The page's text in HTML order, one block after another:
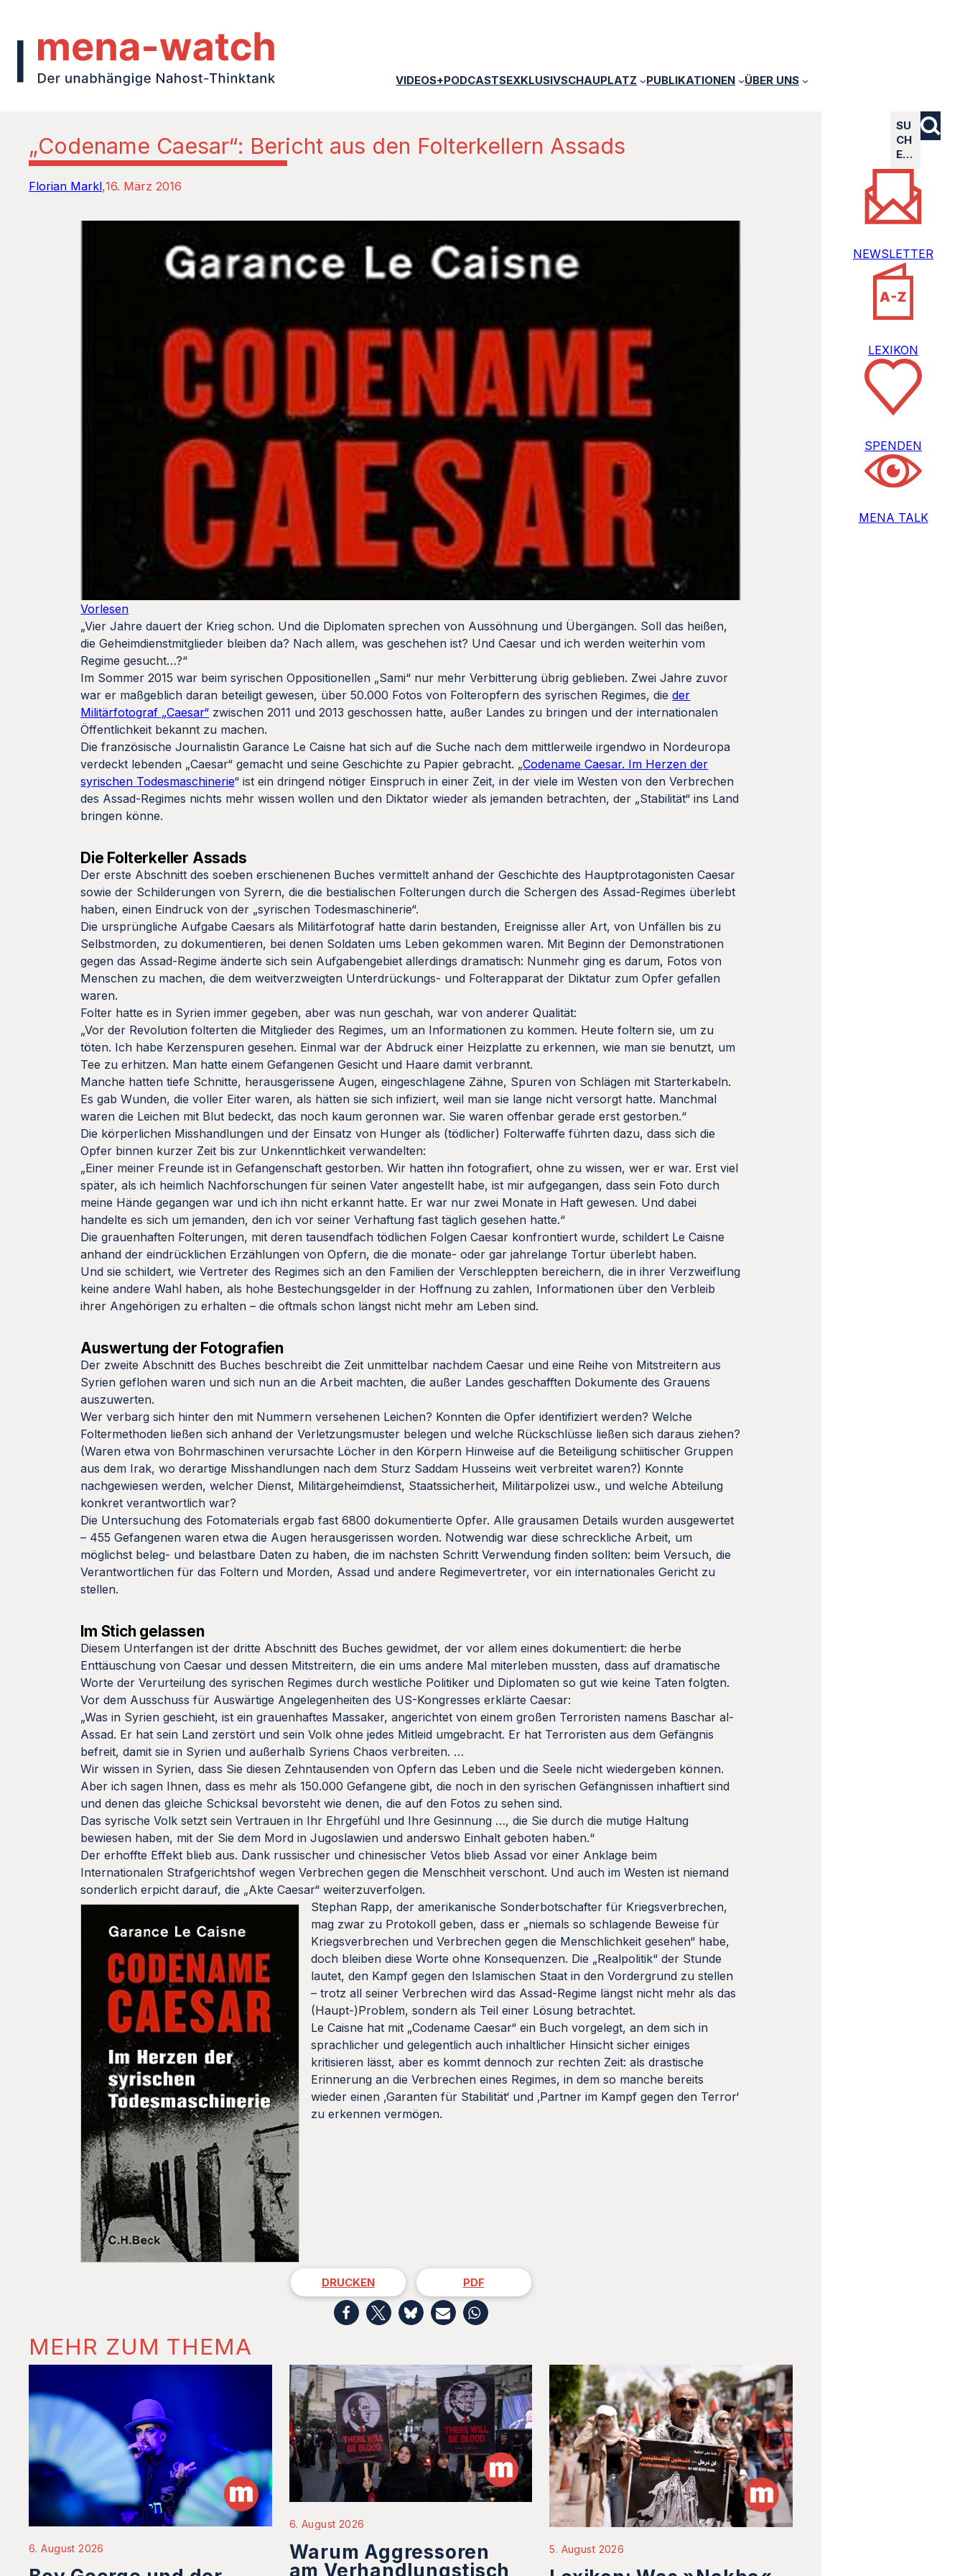
VIDEOS+PODCASTSEXKLUSIVSCHAUPLATZ PUBLIKATIONEN ÜBER UNS
„Codename Caesar“: Bericht aus den Folterkellern Assads
Florian Markl 16. März 2016
Vorlesen
„Vier Jahre dauert der Krieg schon. Und die Diplomaten sprechen von Aussöhnung und Übergängen. Soll das heißen,
die Geheimdienstmitglieder bleiben da? Nach allem, was geschehen ist? Und Caesar und ich werden weiterhin vom
Regime gesucht…?“
Im Sommer 2015 war beim syrischen Oppositionellen „Sami“ nur mehr Verbitterung übrig geblieben. Zwei Jahre zuvor
war er maßgeblich daran beteiligt gewesen, über 50.000 Fotos von Folteropfern des syrischen Regimes, dieder
Militärfotograf „Caesar“ zwischen 2011 und 2013 geschossen hatte, außer Landes zu bringen und der internationalen
Öffentlichkeit bekannt zu machen.
Die französische Journalistin Garance Le Caisne hat sich auf die Suche nach dem mittlerweile irgendwo in Nordeuropa
verdeckt lebenden „Caesar“ gemacht und seine Geschichte zu Papier gebracht. „Codename Caesar. Im Herzen der
syrischen Todesmaschinerie“ ist ein dringend nötiger Einspruch in einer Zeit, in der viele im Westen von den Verbrechen
des Assad-Regimes nichts mehr wissen wollen und den Diktator wieder als jemanden betrachten, der „Stabilität“ ins Land
bringen könne.
Die Folterkeller Assads
Der erste Abschnitt des soeben erschienenen Buches vermittelt anhand der Geschichte des Hauptprotagonisten Caesar
sowie der Schilderungen von Syrern, die die bestialischen Folterungen durch die Schergen des Assad-Regimes überlebt
haben, einen Eindruck von der „syrischen Todesmaschinerie“.
Die ursprüngliche Aufgabe Caesars als Militärfotograf hatte darin bestanden, Ereignisse aller Art, von Unfällen bis zu
Selbstmorden, zu dokumentieren, bei denen Soldaten ums Leben gekommen waren. Mit Beginn der Demonstrationen
gegen das Assad-Regime änderte sich sein Aufgabengebiet allerdings dramatisch: Nunmehr ging es darum, Fotos von
Menschen zu machen, die dem weitverzweigten Unterdrückungs- und Folterapparat der Diktatur zum Opfer gefallen
waren.
Folter hatte es in Syrien immer gegeben, aber was nun geschah, war von anderer Qualität:
„Vor der Revolution folterten die Mitglieder des Regimes, um an Informationen zu kommen. Heute foltern sie, um zu
töten. Ich habe Kerzenspuren gesehen. Einmal war der Abdruck einer Heizplatte zu erkennen, wie man sie benutzt, um
Tee zu erhitzen. Man hatte einem Gefangenen Gesicht und Haare damit verbrannt.
Manche hatten tiefe Schnitte, herausgerissene Augen, eingeschlagene Zähne, Spuren von Schlägen mit Starterkabeln.
Es gab Wunden, die voller Eiter waren, als hätten sie sich infiziert, weil man sie lange nicht versorgt hatte. Manchmal
waren die Leichen mit Blut bedeckt, das noch kaum geronnen war. Sie waren offenbar gerade erst gestorben.“
Die körperlichen Misshandlungen und der Einsatz von Hunger als (tödlicher) Folterwaffe führten dazu, dass sich die
Opfer binnen kurzer Zeit bis zur Unkenntlichkeit verwandelten:
„Einer meiner Freunde ist in Gefangenschaft gestorben. Wir hatten ihn fotografiert, ohne zu wissen, wer er war. Erst viel
später, als ich heimlich Nachforschungen für seinen Vater angestellt habe, ist mir aufgegangen, dass sein Foto durch
meine Hände gegangen war und ich ihn nicht erkannt hatte. Er war nur zwei Monate in Haft gewesen. Und dabei
handelte es sich um jemanden, den ich vor seiner Verhaftung fast täglich gesehen hatte.“
Die grauenhaften Folterungen, mit deren tausendfach tödlichen Folgen Caesar konfrontiert wurde, schildert Le Caisne
anhand der eindrücklichen Erzählungen von Opfern, die die monate- oder gar jahrelange Tortur überlebt haben.
Und sie schildert, wie Vertreter des Regimes sich an den Familien der Verschleppten bereichern, die in ihrer Verzweiflung
keine andere Wahl haben, als hohe Bestechungsgelder in der Hoffnung zu zahlen, Informationen über den Verbleib
ihrer Angehörigen zu erhalten – die oftmals schon längst nicht mehr am Leben sind.
Auswertung der Fotografien
Der zweite Abschnitt des Buches beschreibt die Zeit unmittelbar nachdem Caesar und eine Reihe von Mitstreitern aus
Syrien geflohen waren und sich nun an die Arbeit machten, die außer Landes geschafften Dokumente des Grauens
auszuwerten.
Wer verbarg sich hinter den mit Nummern versehenen Leichen? Konnten die Opfer identifiziert werden? Welche
Foltermethoden ließen sich anhand der Verletzungsmuster belegen und welche Rückschlüsse ließen sich daraus ziehen?
(Waren etwa von Bohrmaschinen verursachte Löcher in den Körpern Hinweise auf die Beteiligung schiitischer Gruppen
aus dem Irak, wo derartige Misshandlungen nach dem Sturz Saddam Husseins weit verbreitet waren?) Konnte
nachgewiesen werden, welcher Dienst, Militärgeheimdienst, Staatssicherheit, Militärpolizei usw., und welche Abteilung
konkret verantwortlich war?
Die Untersuchung des Fotomaterials ergab fast 6800 dokumentierte Opfer. Alle grausamen Details wurden ausgewertet
– 455 Gefangenen waren etwa die Augen herausgerissen worden. Notwendig war diese schreckliche Arbeit, um
möglichst beleg- und belastbare Daten zu haben, die im nächsten Schritt Verwendung finden sollten: beim Versuch, die
Verantwortlichen für das Foltern und Morden, Assad und andere Regimevertreter, vor ein internationales Gericht zu
stellen.
Im Stich gelassen
Diesem Unterfangen ist der dritte Abschnitt des Buches gewidmet, der vor allem eines dokumentiert: die herbe
Enttäuschung von Caesar und dessen Mitstreitern, die ein ums andere Mal miterleben mussten, dass auf dramatische
Worte der Verurteilung des syrischen Regimes durch westliche Politiker und Diplomaten so gut wie keine Taten folgten.
Vor dem Ausschuss für Auswärtige Angelegenheiten des US-Kongresses erklärte Caesar:
„Was in Syrien geschieht, ist ein grauenhaftes Massaker, angerichtet von einem großen Terroristen namens Baschar al-
Assad. Er hat sein Land zerstört und sein Volk ohne jedes Mitleid umgebracht. Er hat Terroristen aus dem Gefängnis
befreit, damit sie in Syrien und außerhalb Syriens Chaos verbreiten. …
Wir wissen in Syrien, dass Sie diesen Zehntausenden von Opfern das Leben und die Seele nicht wiedergeben können.
Aber ich sagen Ihnen, dass es mehr als 150.000 Gefangene gibt, die noch in den syrischen Gefängnissen inhaftiert sind
und denen das gleiche Schicksal bevorsteht wie denen, die auf den Fotos zu sehen sind.
Das syrische Volk setzt sein Vertrauen in Ihr Ehrgefühl und Ihre Gesinnung …, die Sie durch die mutige Haltung
bewiesen haben, mit der Sie dem Mord in Jugoslawien und anderswo Einhalt geboten haben.“
Der erhoffte Effekt blieb aus. Dank russischer und chinesischer Vetos blieb Assad vor einer Anklage beim
Internationalen Strafgerichtshof wegen Verbrechen gegen die Menschheit verschont. Und auch im Westen ist niemand
sonderlich erpicht darauf, die „Akte Caesar“ weiterzuverfolgen.
Stephan Rapp, der amerikanische Sonderbotschafter für Kriegsverbrechen,
mag zwar zu Protokoll geben, dass er „niemals so schlagende Beweise für
Kriegsverbrechen und Verbrechen gegen die Menschlichkeit gesehen“ habe,
doch bleiben diese Worte ohne Konsequenzen. Die „Realpolitik“ der Stunde
lautet, den Kampf gegen den Islamischen Staat in den Vordergrund zu stellen
– trotz all seiner Verbrechen wird das Assad-Regime längst nicht mehr als das
(Haupt-)Problem, sondern als Teil einer Lösung betrachtet.
Le Caisne hat mit „Codename Caesar“ ein Buch vorgelegt, an dem sich in
sprachlicher und gelegentlich auch inhaltlicher Hinsicht sicher einiges
kritisieren lässt, aber es kommt dennoch zur rechten Zeit: als drastische
Erinnerung an die Verbrechen eines Regimes, in dem so manche bereits
wieder einen ‚Garanten für Stabilität‘ und ‚Partner im Kampf gegen den Terror‘
zu erkennen vermögen.
DRUCKEN PDF
MEHR ZUM THEMA
6. August 2026
6. August 2026
Warum Aggressoren
am Verhandlungstisch
5. August 2026
SU
CH
E…
NEWSLETTER
LEXIKON
SPENDEN
MENA TALK